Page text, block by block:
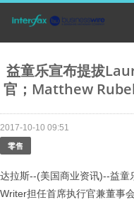
益童乐宣布提拔
官；Matthew
2017-10-10 09:51
零售
达拉斯--(美国商业资讯)--益
Writer担任首席执行官兼董事